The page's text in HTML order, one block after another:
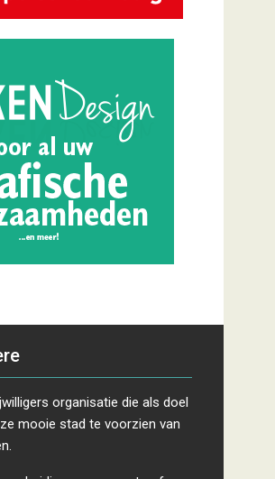
organisatie die als doel
mooie stad te voorzien van